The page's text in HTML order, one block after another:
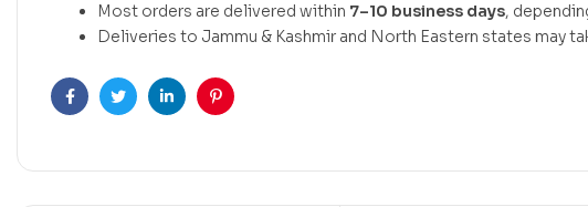
Most orders are delivered within 7–10 business days,
Deliveries to Jammu & Kashmir and North Eastern states may
FacebookTwitterLinkedinPinterest